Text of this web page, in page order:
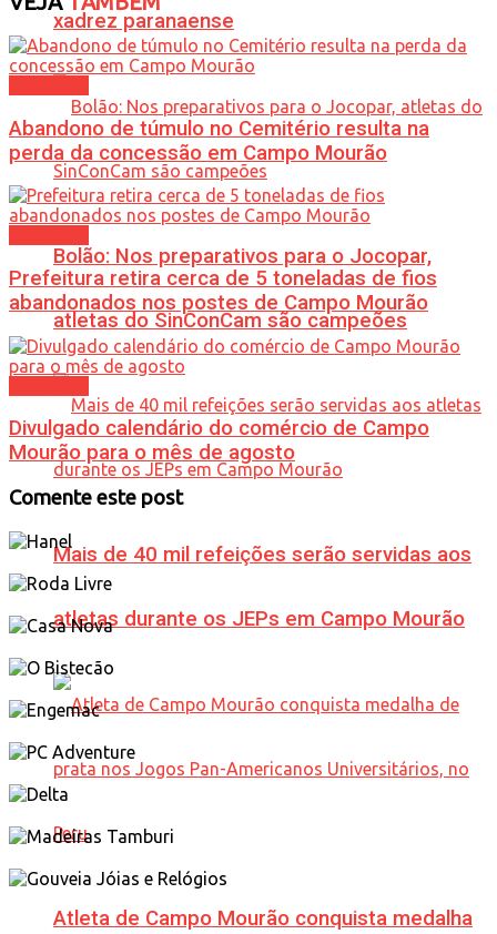
xadrez paranaense
Bolão: Nos preparativos para o Jocopar,
atletas do SinConCam são campeões
Mais de 40 mil refeições serão servidas aos
atletas durante os JEPs em Campo Mourão
Atleta de Campo Mourão conquista medalha
Abandono de túmulo no Cemitério resulta na
perda da concessão em Campo Mourão
Prefeitura retira cerca de 5 toneladas de fios
abandonados nos postes de Campo Mourão
Divulgado calendário do comércio de Campo
Mourão para o mês de agosto
Comente este post